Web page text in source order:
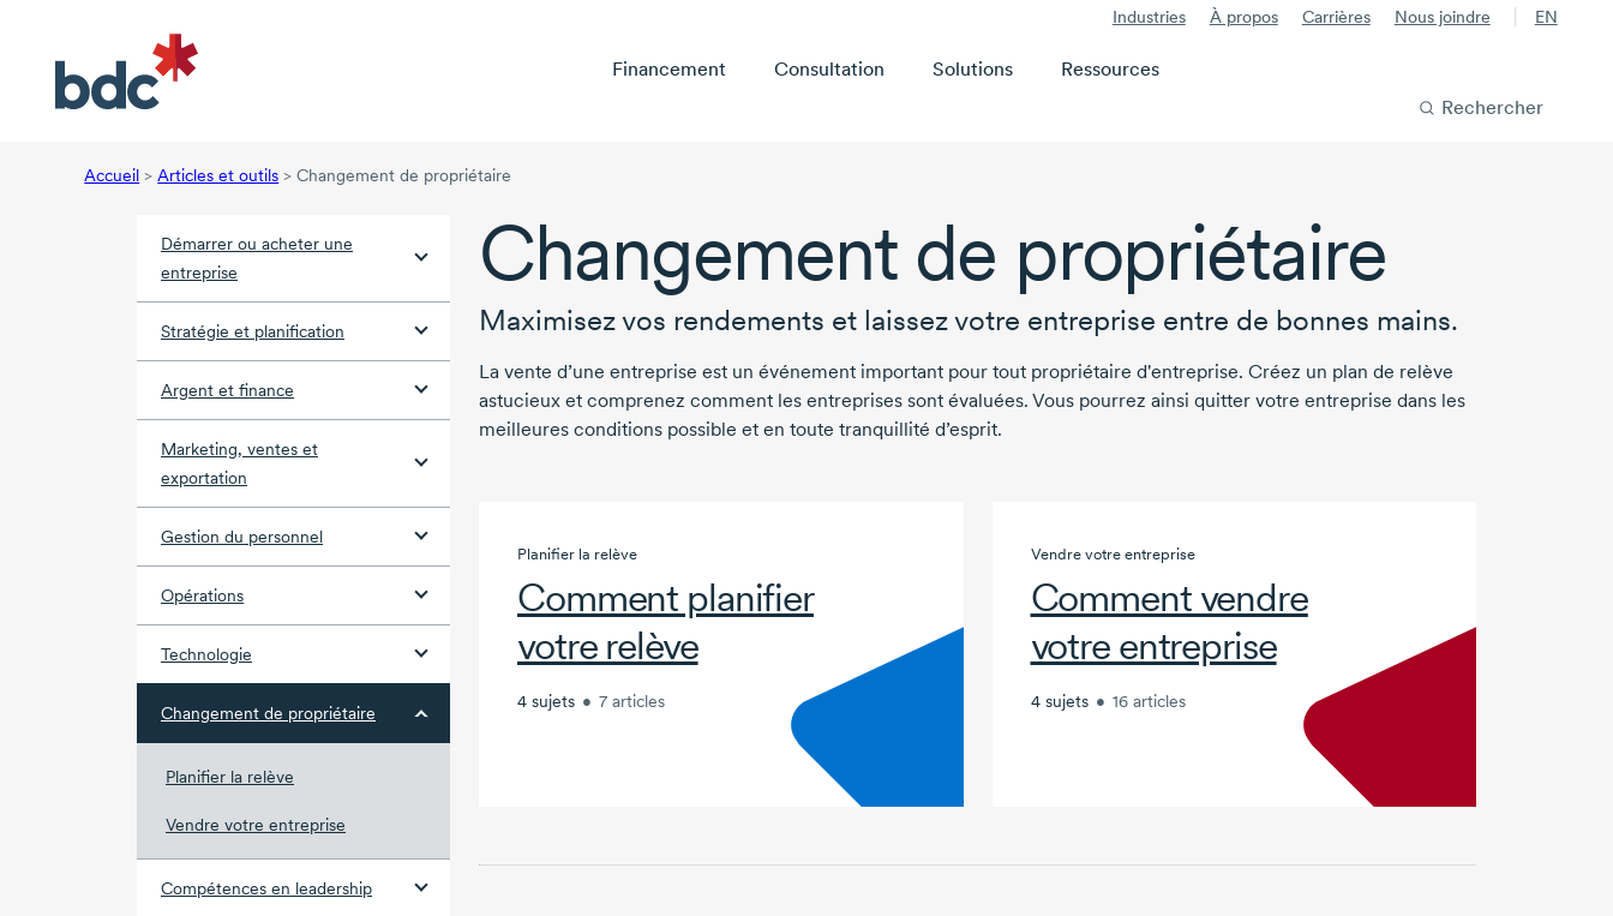
Industries À propos Carrières Nous joindre EN
Financement Consultation Solutions
Ressources
Rechercher
Accueil > Articles et outils > Changement de propriétaire
Démarrer ou acheter une
entreprise
Stratégie et planification
Argent et finance
Marketing, ventes et
exportation
Gestion du personnel
Opérations
Technologie
Changement de propriétaire
Planifier la relève
Vendre votre entreprise
Compétences en leadership
Changement de propriétaire
Maximisez vos rendements et laissez votre entreprise entre de bonnes mains.
La vente d’une entreprise est un événement important pour tout propriétaire d'entreprise. Créez un plan de relève
astucieux et comprenez comment les entreprises sont évaluées. Vous pourrez ainsi quitter votre entreprise dans les
meilleures conditions possible et en toute tranquillité d’esprit.
Planifier la relève
Comment planifier
votre relève
4 sujets • 7 articles
Vendre votre entreprise
Comment vendre
votre entreprise
4 sujets • 16 articles